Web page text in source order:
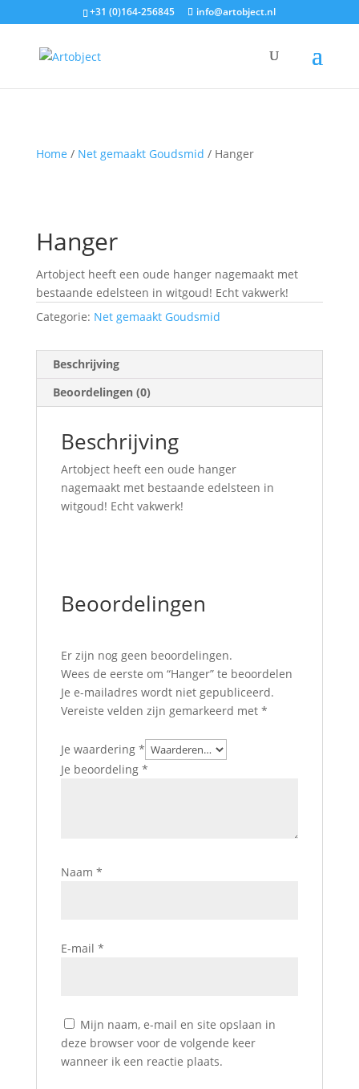
+31 (0)164-256845 info@artobject.nl
Home / Net gemaakt Goudsmid / Hanger
Hanger
Artobject heeft een oude hanger nagemaakt met
bestaande edelsteen in witgoud! Echt vakwerk!
Categorie: Net gemaakt Goudsmid
Beschrijving
Beoordelingen (0)
Beschrijving
Artobject heeft een oude hanger
nagemaakt met bestaande edelsteen in
witgoud! Echt vakwerk!
Beoordelingen
Er zijn nog geen beoordelingen.
Wees de eerste om “Hanger” te beoordelen
Je e-mailadres wordt niet gepubliceerd.
Vereiste velden zijn gemarkeerd met *
Je waardering *
Je beoordeling *
Naam *
E-mail *
Mijn naam, e-mail en site opslaan in
deze browser voor de volgende keer
wanneer ik een reactie plaats.